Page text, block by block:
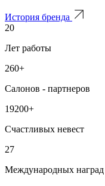
История бренда
20
Лет работы
260+
Салонов - партнеров
19200+
Счастливых невест
27
Международных наград